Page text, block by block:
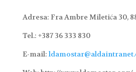
Adresa: Fra Ambre Miletića 30,
Tel.: +387 36 333 830
E-mail: